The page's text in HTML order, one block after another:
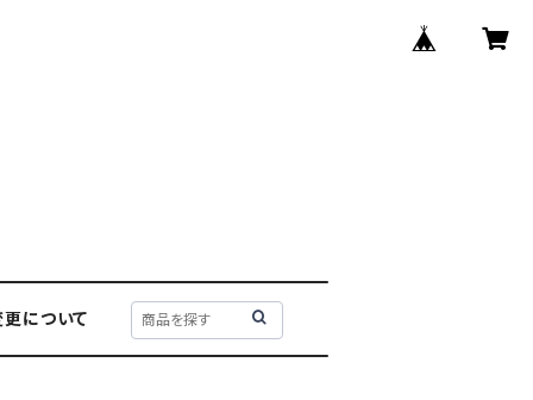
について